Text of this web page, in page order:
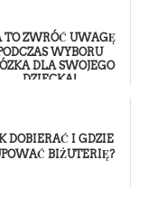
TO ZWRÓĆ UWAGĘ
WYBORU
DLA SWOJEGO
DZIECKA!
DOBIERAĆ I GDZIE
BIŻUTERIĘ?